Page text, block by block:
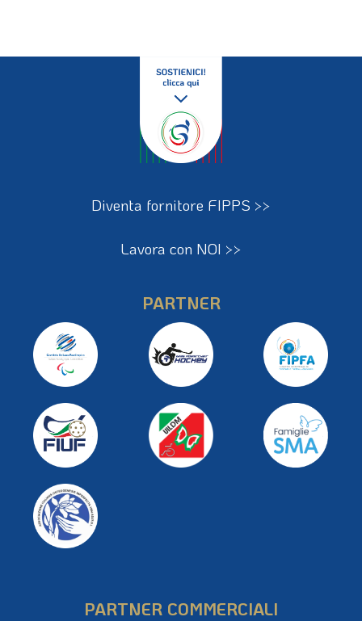
Diventa fornitore FIPPS >>
Lavora con NOI >>
PARTNER
PARTNER COMMERCIALI